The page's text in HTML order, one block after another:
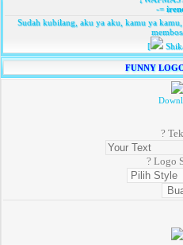
-=
Sudah kubilang, aku ya aku, kamu ya
[
FUNNY
?
? Logo